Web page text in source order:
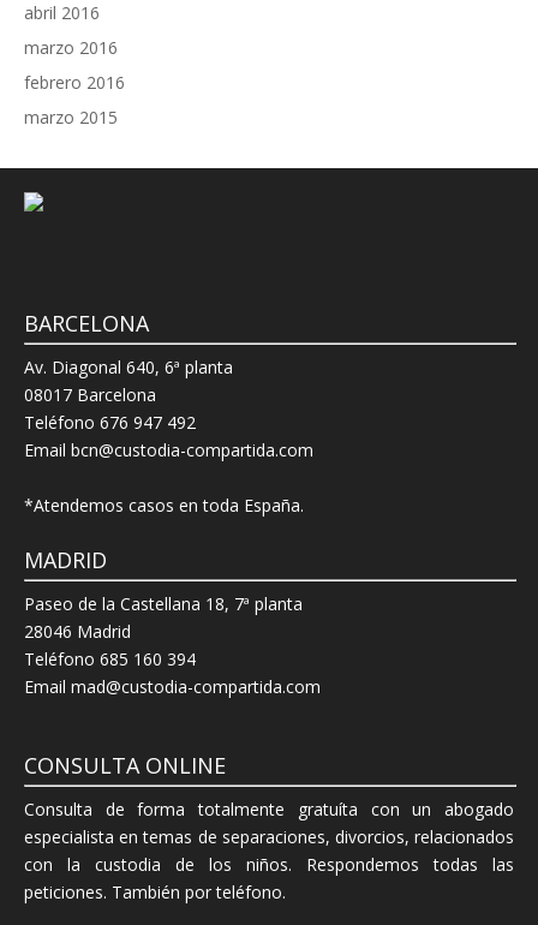
abril 2016
marzo 2016
febrero 2016
marzo 2015
BARCELONA
Av. Diagonal 640, 6ª planta
08017 Barcelona
Teléfono 676 947 492
Email bcn@custodia-compartida.com
*Atendemos casos en toda España.
MADRID
Paseo de la Castellana 18, 7ª planta
28046 Madrid
Teléfono 685 160 394
Email mad@custodia-compartida.com
CONSULTA ONLINE
Consulta de forma totalmente gratuíta con un abogado
especialista en temas de separaciones, divorcios, relacionados
con la custodia de los niños. Respondemos todas las
peticiones. También por teléfono.